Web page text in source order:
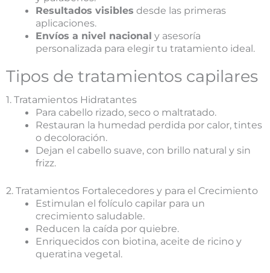
Resultados visibles desde las primeras
aplicaciones.
Envíos a nivel nacional y asesoría
personalizada para elegir tu tratamiento ideal.
Tipos de tratamientos capilares
1. Tratamientos Hidratantes
Para cabello rizado, seco o maltratado.
Restauran la humedad perdida por calor, tintes
o decoloración.
Dejan el cabello suave, con brillo natural y sin
frizz.
2. Tratamientos Fortalecedores y para el Crecimiento
Estimulan el folículo capilar para un
crecimiento saludable.
Reducen la caída por quiebre.
Enriquecidos con biotina, aceite de ricino y
queratina vegetal.